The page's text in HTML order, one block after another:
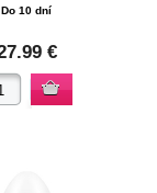
Do 10 dní
€